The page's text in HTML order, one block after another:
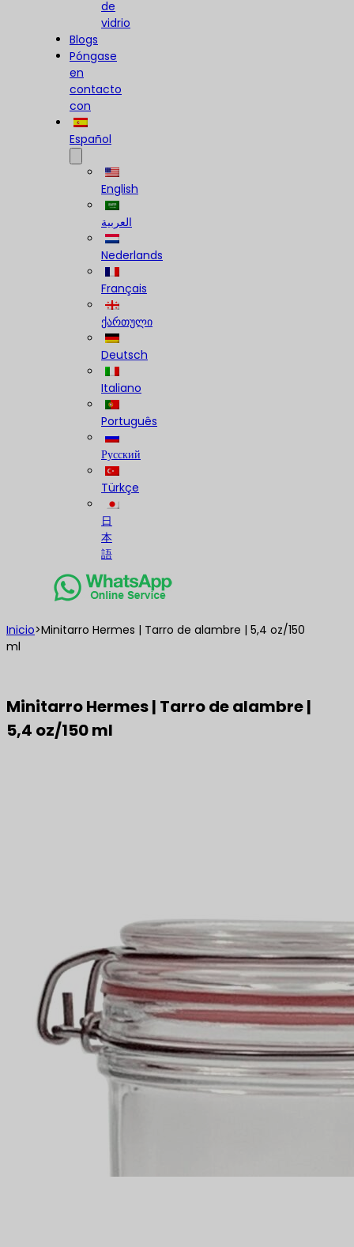
de
vidrio
Blogs
Póngase
en
contacto
con
Español
English
العربية
Nederlands
Français
ქართული
Deutsch
Italiano
Português
Русский
Türkçe
日
本
語
Inicio>Minitarro Hermes | Tarro de alambre | 5,4 oz/150
ml
Minitarro Hermes | Tarro de alambre |
5,4 oz/150 ml